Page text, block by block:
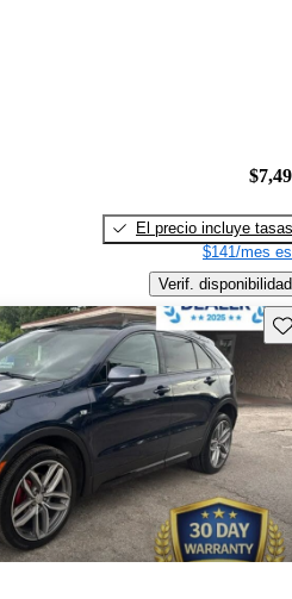
El precio incluye tasas
$141/mes
Verif. disponibilidad